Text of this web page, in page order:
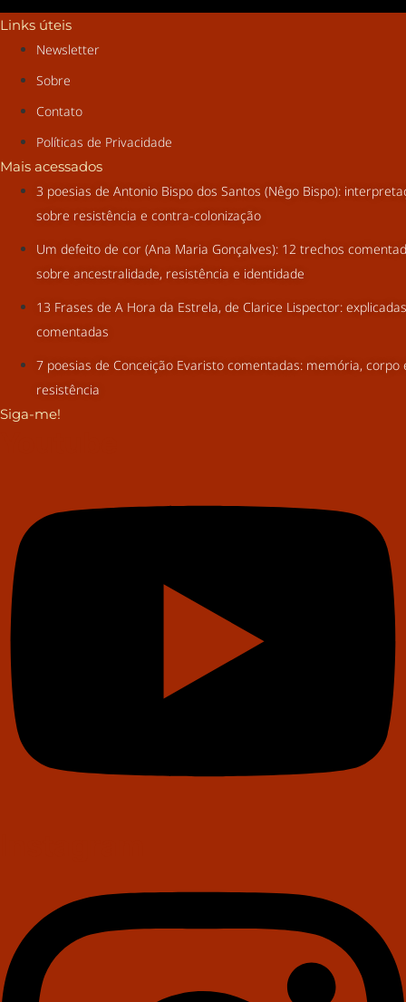
Links úteis
Newsletter
Sobre
Contato
Políticas de Privacidade
Mais acessados
3 poesias de Antonio Bispo dos Santos (Nêgo Bispo):
sobre resistência e contra-colonização
Um defeito de cor (Ana Maria Gonçalves): 12 trechos
sobre ancestralidade, resistência e identidade
13 Frases de A Hora da Estrela, de Clarice Lispector:
comentadas
7 poesias de Conceição Evaristo comentadas: memória, corpo
resistência
Siga-me!